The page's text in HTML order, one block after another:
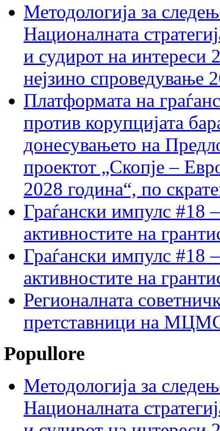
Методологија за
Националната
и судирот на интереси
нејзино спроведување
Платформата на
против корупцијата
донесувањето на
проектот „Скопје –
2028 година“, по
Граѓански импулс #18
активностите на
Граѓански импулс #18
активностите на
Регионалната
претставници на МЦМС
Popullore
Методологија за
Националната